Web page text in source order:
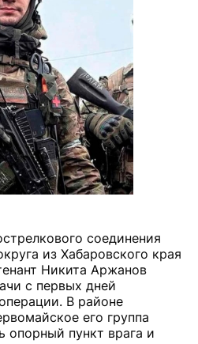
соединения
из Хабаровского края
Никита Аржанов
с первых дней
В районе
его группа
опорный пункт врага и